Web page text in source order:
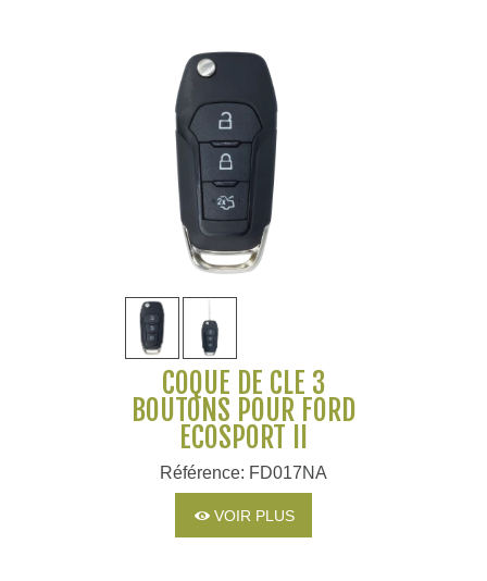
COQUE DE CLÉ 3
BOUTONS POUR FORD
ECOSPORT II
Référence: FD017NA
VOIR PLUS